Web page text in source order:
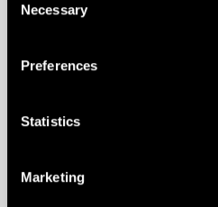
Selection
Necessary
Preferences
Statistics
Marketing